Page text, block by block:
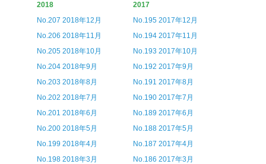
2018
No.207 2018年12月
No.206 2018年11月
No.205 2018年10月
No.204 2018年9月
No.203 2018年8月
No.202 2018年7月
No.201 2018年6月
No.200 2018年5月
No.199 2018年4月
No.198 2018年3月
2017
No.195 2017年12月
No.194 2017年11月
No.193 2017年10月
No.192 2017年9月
No.191 2017年8月
No.190 2017年7月
No.189 2017年6月
No.188 2017年5月
No.187 2017年4月
No.186 2017年3月